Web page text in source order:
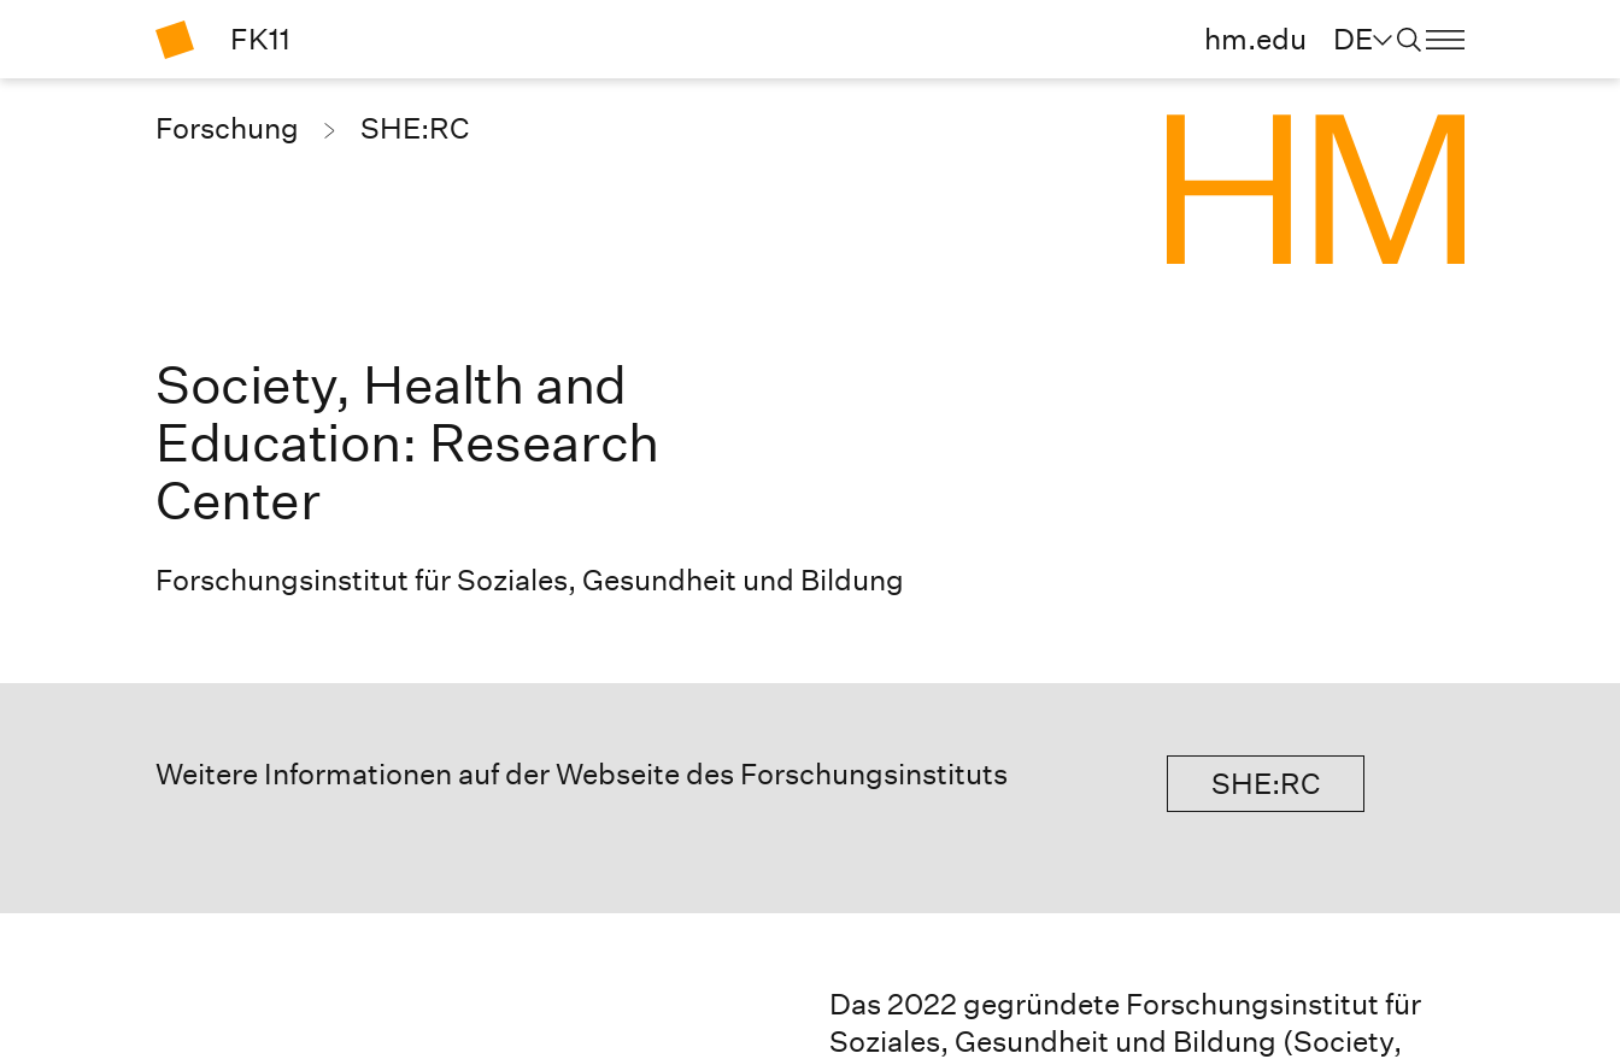
FK11 hm.edu DE
Forschung SHE:RC
Society, Health and
Education: Research
Center
Forschungsinstitut für Soziales, Gesundheit und Bildung
Weitere Informationen auf der Webseite des Forschungsinstituts SHE:RC
Das 2022 gegründete Forschungsinstitut für
Soziales, Gesundheit und Bildung (Society,